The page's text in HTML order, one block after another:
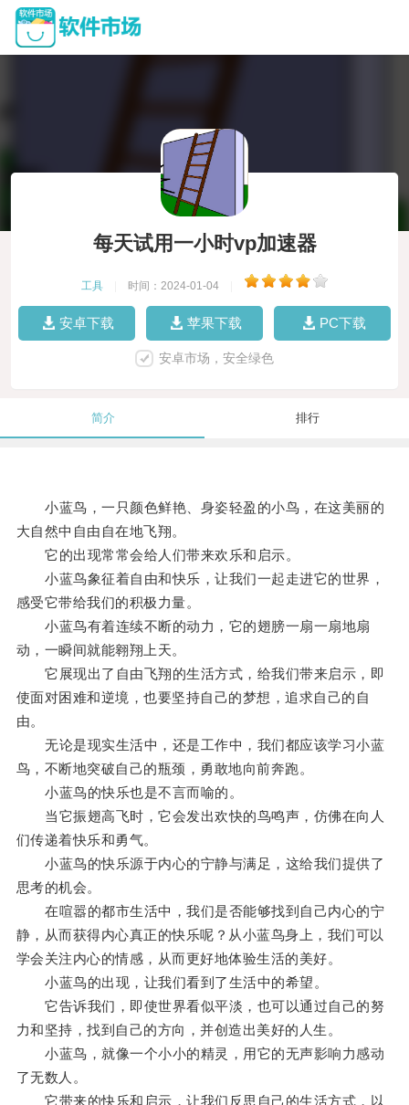
每天试用一小时vp加速器
工具 时间：2024-01-04
安卓下载 苹果下载 PC下载
安卓市场，安全绿色
简介 排行
小蓝鸟，一只颜色鲜艳、身姿轻盈的小鸟，在这美丽的
大自然中自由自在地飞翔。
它的出现常常会给人们带来欢乐和启示。
小蓝鸟象征着自由和快乐，让我们一起走进它的世界，
感受它带给我们的积极力量。
小蓝鸟有着连续不断的动力，它的翅膀一扇一扇地扇
动，一瞬间就能翱翔上天。
它展现出了自由飞翔的生活方式，给我们带来启示，即
使面对困难和逆境，也要坚持自己的梦想，追求自己的自
由。
无论是现实生活中，还是工作中，我们都应该学习小蓝
鸟，不断地突破自己的瓶颈，勇敢地向前奔跑。
小蓝鸟的快乐也是不言而喻的。
当它振翅高飞时，它会发出欢快的鸟鸣声，仿佛在向人
们传递着快乐和勇气。
小蓝鸟的快乐源于内心的宁静与满足，这给我们提供了
思考的机会。
在喧嚣的都市生活中，我们是否能够找到自己内心的宁
静，从而获得内心真正的快乐呢？从小蓝鸟身上，我们可以
学会关注内心的情感，从而更好地体验生活的美好。
小蓝鸟的出现，让我们看到了生活中的希望。
它告诉我们，即使世界看似平淡，也可以通过自己的努
力和坚持，找到自己的方向，并创造出美好的人生。
小蓝鸟，就像一个小小的精灵，用它的无声影响力感动
了无数人。
它带来的快乐和启示，让我们反思自己的生活方式，以